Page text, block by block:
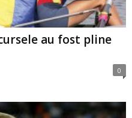
au fost pline
0